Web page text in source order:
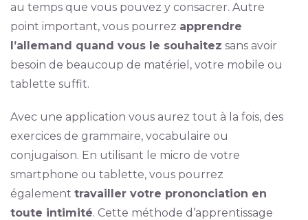
au temps que vous pouvez y consacrer. Autre
point important, vous pourrez apprendre
l’allemand quand vous le souhaitez sans avoir
besoin de beaucoup de matériel, votre mobile ou
tablette suffit.
Avec une application vous aurez tout à la fois, des
exercices de grammaire, vocabulaire ou
conjugaison. En utilisant le micro de votre
smartphone ou tablette, vous pourrez
également travailler votre prononciation en
toute intimité. Cette méthode d’apprentissage